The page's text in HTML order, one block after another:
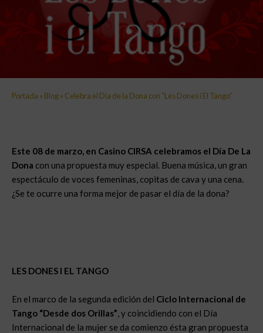
Portada » Blog» Celebra el Día de la Dona con “Les Dones i El Tango”
Este 08 de marzo, en Casino CIRSA celebramos el Día De La
Dona con una propuesta muy especial. Buena música, un gran
espectáculo de voces femeninas, copitas de cava y una cena.
¿Se te ocurre una forma mejor de pasar el día de la dona?
LES DONES I EL TANGO
En el marco de la segunda edición del Ciclo Internacional de
Tango “Desde dos Orillas”, y coincidiendo con el Día
Internacional de la mujer se da comienzo ésta gran propuesta